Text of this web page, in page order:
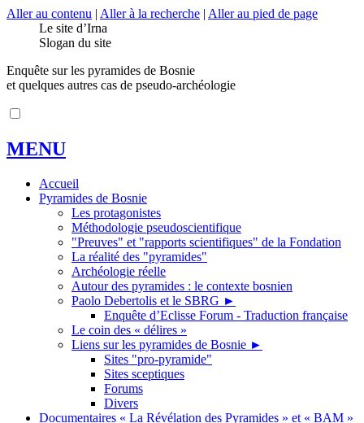
Aller au contenu | Aller à la recherche | Aller au pied de page
Le site d’Irna
Slogan du site
Enquête sur les pyramides de Bosnie
et quelques autres cas de pseudo-archéologie
MENU
Accueil
Pyramides de Bosnie
Les protagonistes
Méthodologie pseudoscientifique
"Preuves" et "rapports scientifiques" de la Fondation
La réalité des "pyramides"
Archéologie réelle
Autour des pyramides : le contexte bosnien
Paolo Debertolis et le SBRG ►
Enquête d’Eclisse Forum - Traduction française
Le coin des « délires »
Liens sur les pyramides de Bosnie ►
Sites "pro-pyramide"
Sites sceptiques
Forums
Divers
Documentaires « La Révélation des Pyramides » et « BAM »